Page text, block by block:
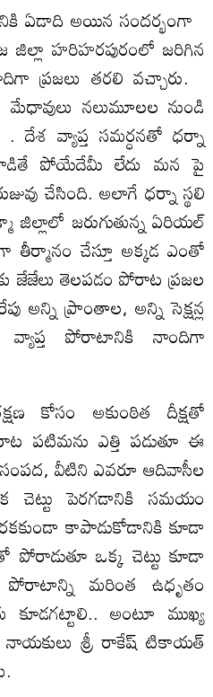
ఏడాది అయిన సందర్భంగా
జిల్లా హరిహరపురంలో జరిగిన
ప్రజలు తరలి వచ్చారు.
నలుమూలల నుండి
వ్యాప్త సమర్ధనతో ధర్నా
పోయేదేమీ లేదు మన పై
చేసింది. అలాగే ధర్నా స్థలి
జిల్లాలో జరుగుతున్న ఏరియల్
చేస్తూ అక్కడ ఎంతో
జేజేలు తెలపడం పోరాట ప్రజల
అన్ని ప్రాంతాల, అన్ని సెక్షన్ల
వ్యాప్త పోరాటానికి నాందిగా
కోసం అకుంఠిత దీక్షతో
పటిమను ఎత్తి పడుతూ ఈ
వీటిని ఎవరూ ఆదివాసీల
చెట్టు పెరగడానికి సమయం
కాపాడుకోడానికి కూడా
ఒక్క చెట్టు కూడా
పోరాటాన్ని మరింత ఉధృతం
అంటూ ముఖ్య
శ్రీ రాకేష్ టికాయత్